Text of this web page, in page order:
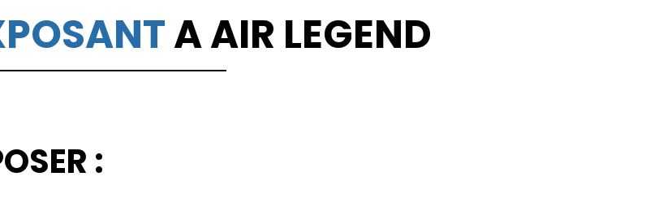
A AIR LEGEND
: